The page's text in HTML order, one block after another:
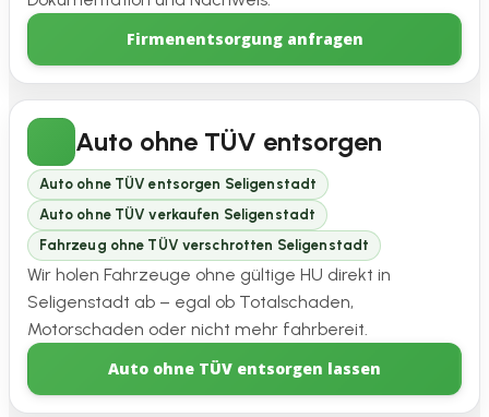
Firmenentsorgung anfragen
Auto ohne TÜV entsorgen
Auto ohne TÜV entsorgen Seligenstadt
Auto ohne TÜV verkaufen Seligenstadt
Fahrzeug ohne TÜV verschrotten Seligenstadt
Wir holen Fahrzeuge ohne gültige HU direkt in
Seligenstadt ab – egal ob Totalschaden,
Motorschaden oder nicht mehr fahrbereit.
Auto ohne TÜV entsorgen lassen